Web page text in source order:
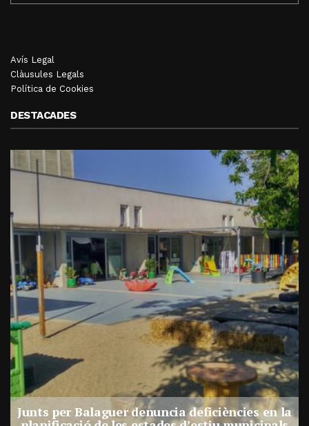
Avís Legal
Clàusules Legals
Política de Cookies
DESTACADES
Junts per Balaguer denuncia deficiències en la